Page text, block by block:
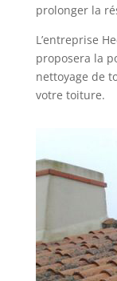
prolonger la
L’entreprise
proposera la
nettoyage de
votre toiture.